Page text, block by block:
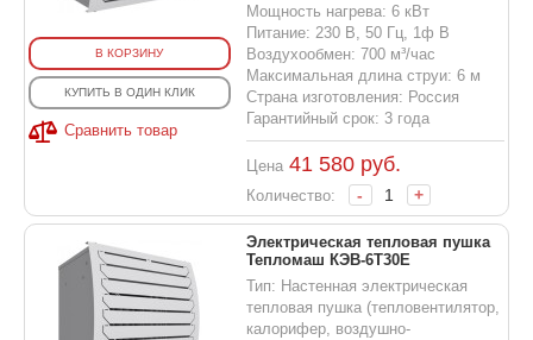
В КОРЗИНУ
КУПИТЬ В ОДИН КЛИК
Сравнить товар
Мощность нагрева: 6 кВт
Питание: 230 В, 50 Гц, 1ф В
Воздухообмен: 700 м³/час
Максимальная длина струи: 6 м
Страна изготовления: Россия
Гарантийный срок: 3 года
Цена 41 580руб.
Количество: - +
Электрическая тепловая пушка
Тепломаш КЭВ-6T30E
Тип: Настенная электрическая
тепловая пушка (тепловентилятор,
калорифер, воздушно-